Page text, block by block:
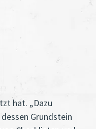
hat. „Dazu
Grundstein